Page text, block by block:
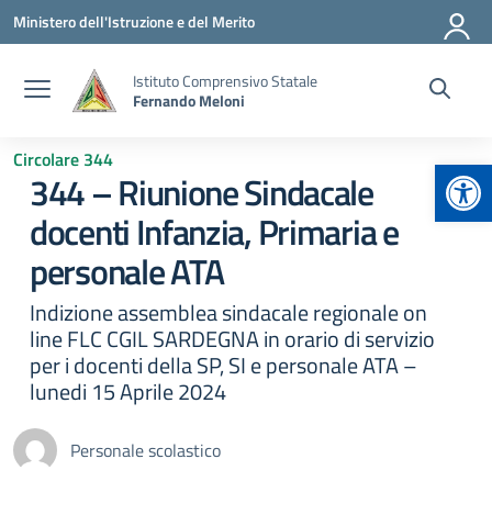
Vai ai contenuti
Vai al menu di navigazione
Vai al footer
Ministero dell'Istruzione e del Merito
Istituto Comprensivo Statale
Fernando Meloni
Circolare 344
344 – Riunione Sindacale
docenti Infanzia, Primaria e
personale ATA
Indizione assemblea sindacale regionale on
line FLC CGIL SARDEGNA in orario di servizio
per i docenti della SP, SI e personale ATA –
lunedi 15 Aprile 2024
Personale scolastico